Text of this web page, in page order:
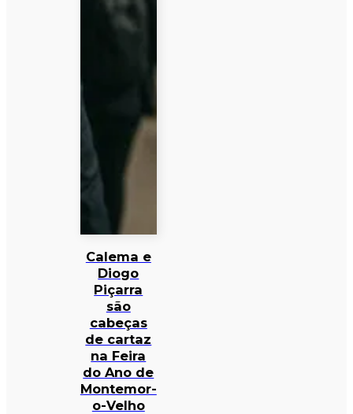
Calema e
Diogo
Piçarra
são
cabeças
de cartaz
na Feira
do Ano de
Montemor-
o-Velho